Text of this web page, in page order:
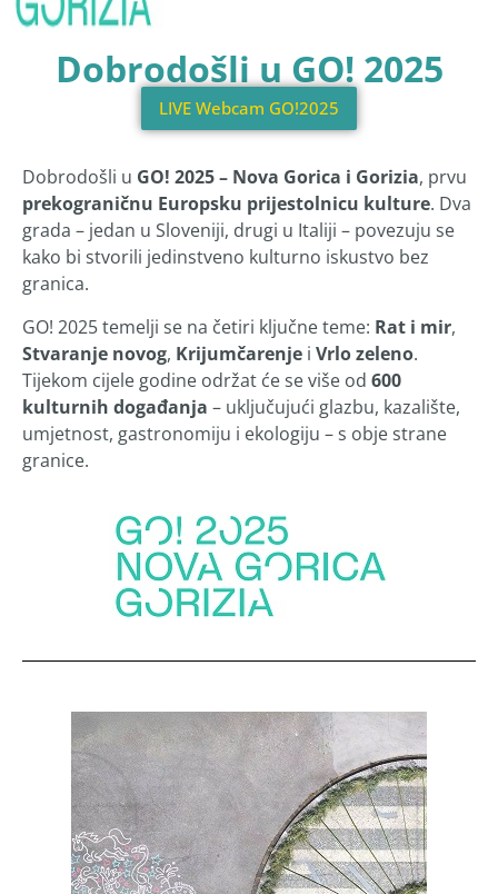
Dobrodošli u GO! 2025
LIVE Webcam GO!2025
Dobrodošli u GO! 2025 – Nova Gorica i Gorizia, prvu
prekograničnu Europsku prijestolnicu kulture. Dva
grada – jedan u Sloveniji, drugi u Italiji – povezuju se
kako bi stvorili jedinstveno kulturno iskustvo bez
granica.
GO! 2025 temelji se na četiri ključne teme: Rat i mir,
Stvaranje novog, Krijumčarenje i Vrlo zeleno.
Tijekom cijele godine održat će se više od 600
kulturnih događanja – uključujući glazbu, kazalište,
umjetnost, gastronomiju i ekologiju – s obje strane
granice.